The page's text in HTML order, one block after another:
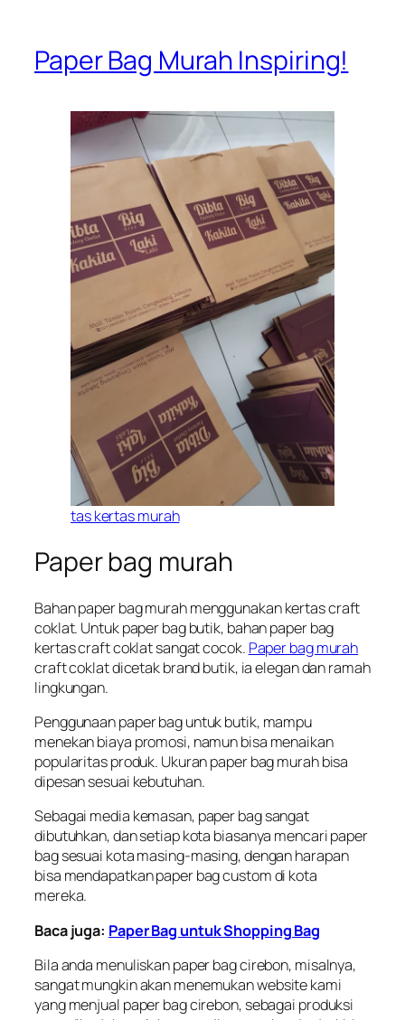
Paper Bag Murah Inspiring!
tas kertas murah
Paper bag murah
Bahan paper bag murah menggunakan kertas craft
coklat. Untuk paper bag butik, bahan paper bag
kertas craft coklat sangat cocok. Paper bag murah
craft coklat dicetak brand butik, ia elegan dan ramah
lingkungan.
Penggunaan paper bag untuk butik, mampu
menekan biaya promosi, namun bisa menaikan
popularitas produk. Ukuran paper bag murah bisa
dipesan sesuai kebutuhan.
Sebagai media kemasan, paper bag sangat
dibutuhkan, dan setiap kota biasanya mencari paper
bag sesuai kota masing-masing, dengan harapan
bisa mendapatkan paper bag custom di kota
mereka.
Baca juga: Paper Bag untuk Shopping Bag
Bila anda menuliskan paper bag cirebon, misalnya,
sangat mungkin akan menemukan website kami
yang menjual paper bag cirebon, sebagai produksi